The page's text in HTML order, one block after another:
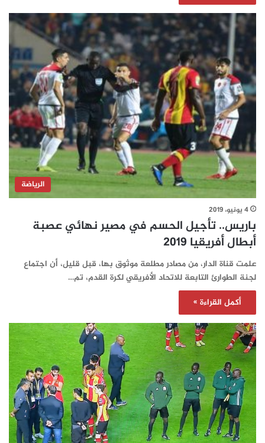
الرياضة
4 يونيو، 2019
باريس.. تأجيل الحسم في مصير نهائي عصبة
أبطال أفريقيا ‎ 2019
علمت قناة الدار، من مصادر مطلعة موثوق بها، قبل قليل، أن اجتماع
لجنة الطوارئ التابعة للاتحاد الأفريقي لكرة القدم، تم…
أكمل القراءة »